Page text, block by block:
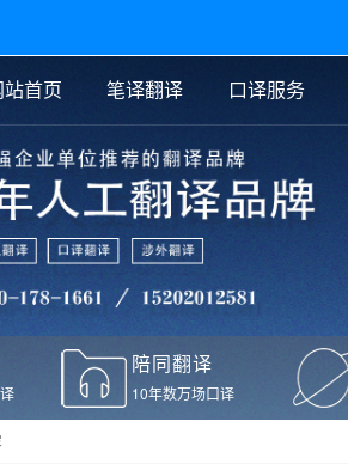
站首页 笔译翻译
医学翻译 法律翻译 说明书翻译
口译服务
交替传译 同声传译
老挝语翻译 泰语翻译
葡萄牙语翻译
材料翻译
流水翻译
翻译
翻译
疫苗接种证明翻译
检测报告翻译
证件翻译报价
签证翻译
口译新闻
陪同翻译
10年数万场口译